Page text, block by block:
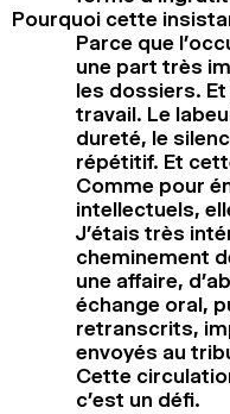
Pourquoi cette
Parce que
une part très
les dossiers. Et
travail. Le
dureté, le
répétitif. Et
Comme pour
intellectuels,
J’étais très
cheminement
une affaire,
échange oral,
retranscrits,
envoyés au
Cette
c’est un défi.